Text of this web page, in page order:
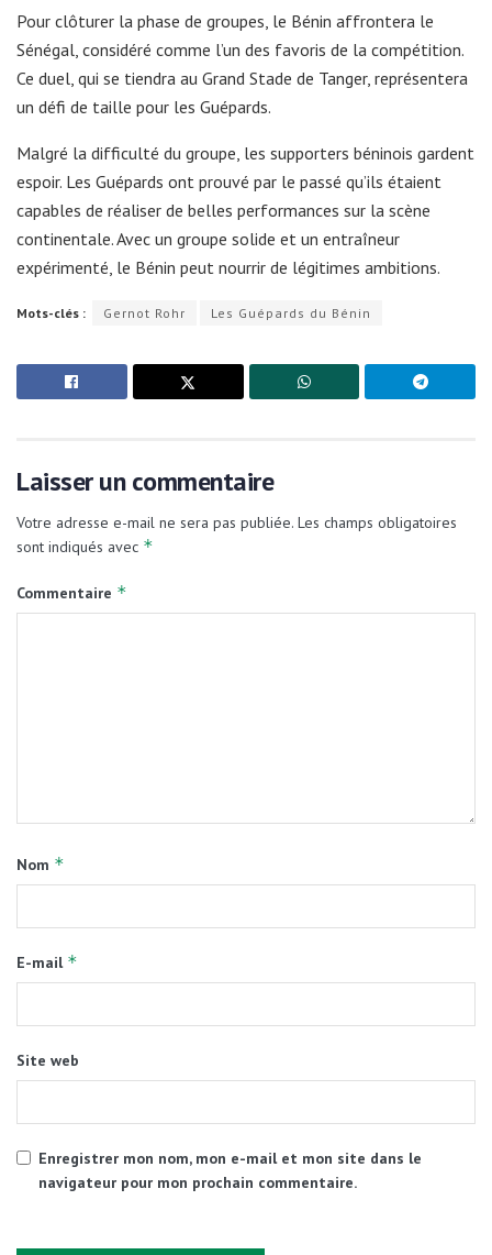
Pour clôturer la phase de groupes, le Bénin affrontera le
Sénégal, considéré comme l’un des favoris de la compétition.
Ce duel, qui se tiendra au Grand Stade de Tanger, représentera
un défi de taille pour les Guépards.
Malgré la difficulté du groupe, les supporters béninois gardent
espoir. Les Guépards ont prouvé par le passé qu’ils étaient
capables de réaliser de belles performances sur la scène
continentale. Avec un groupe solide et un entraîneur
expérimenté, le Bénin peut nourrir de légitimes ambitions.
Mots-clés : Gernot Rohr Les Guépards du Bénin
Laisser un commentaire
Votre adresse e-mail ne sera pas publiée. Les champs obligatoires
sont indiqués avec *
Commentaire *
Nom *
E-mail *
Site web
Enregistrer mon nom, mon e-mail et mon site dans le
navigateur pour mon prochain commentaire.